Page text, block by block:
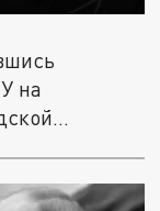
на